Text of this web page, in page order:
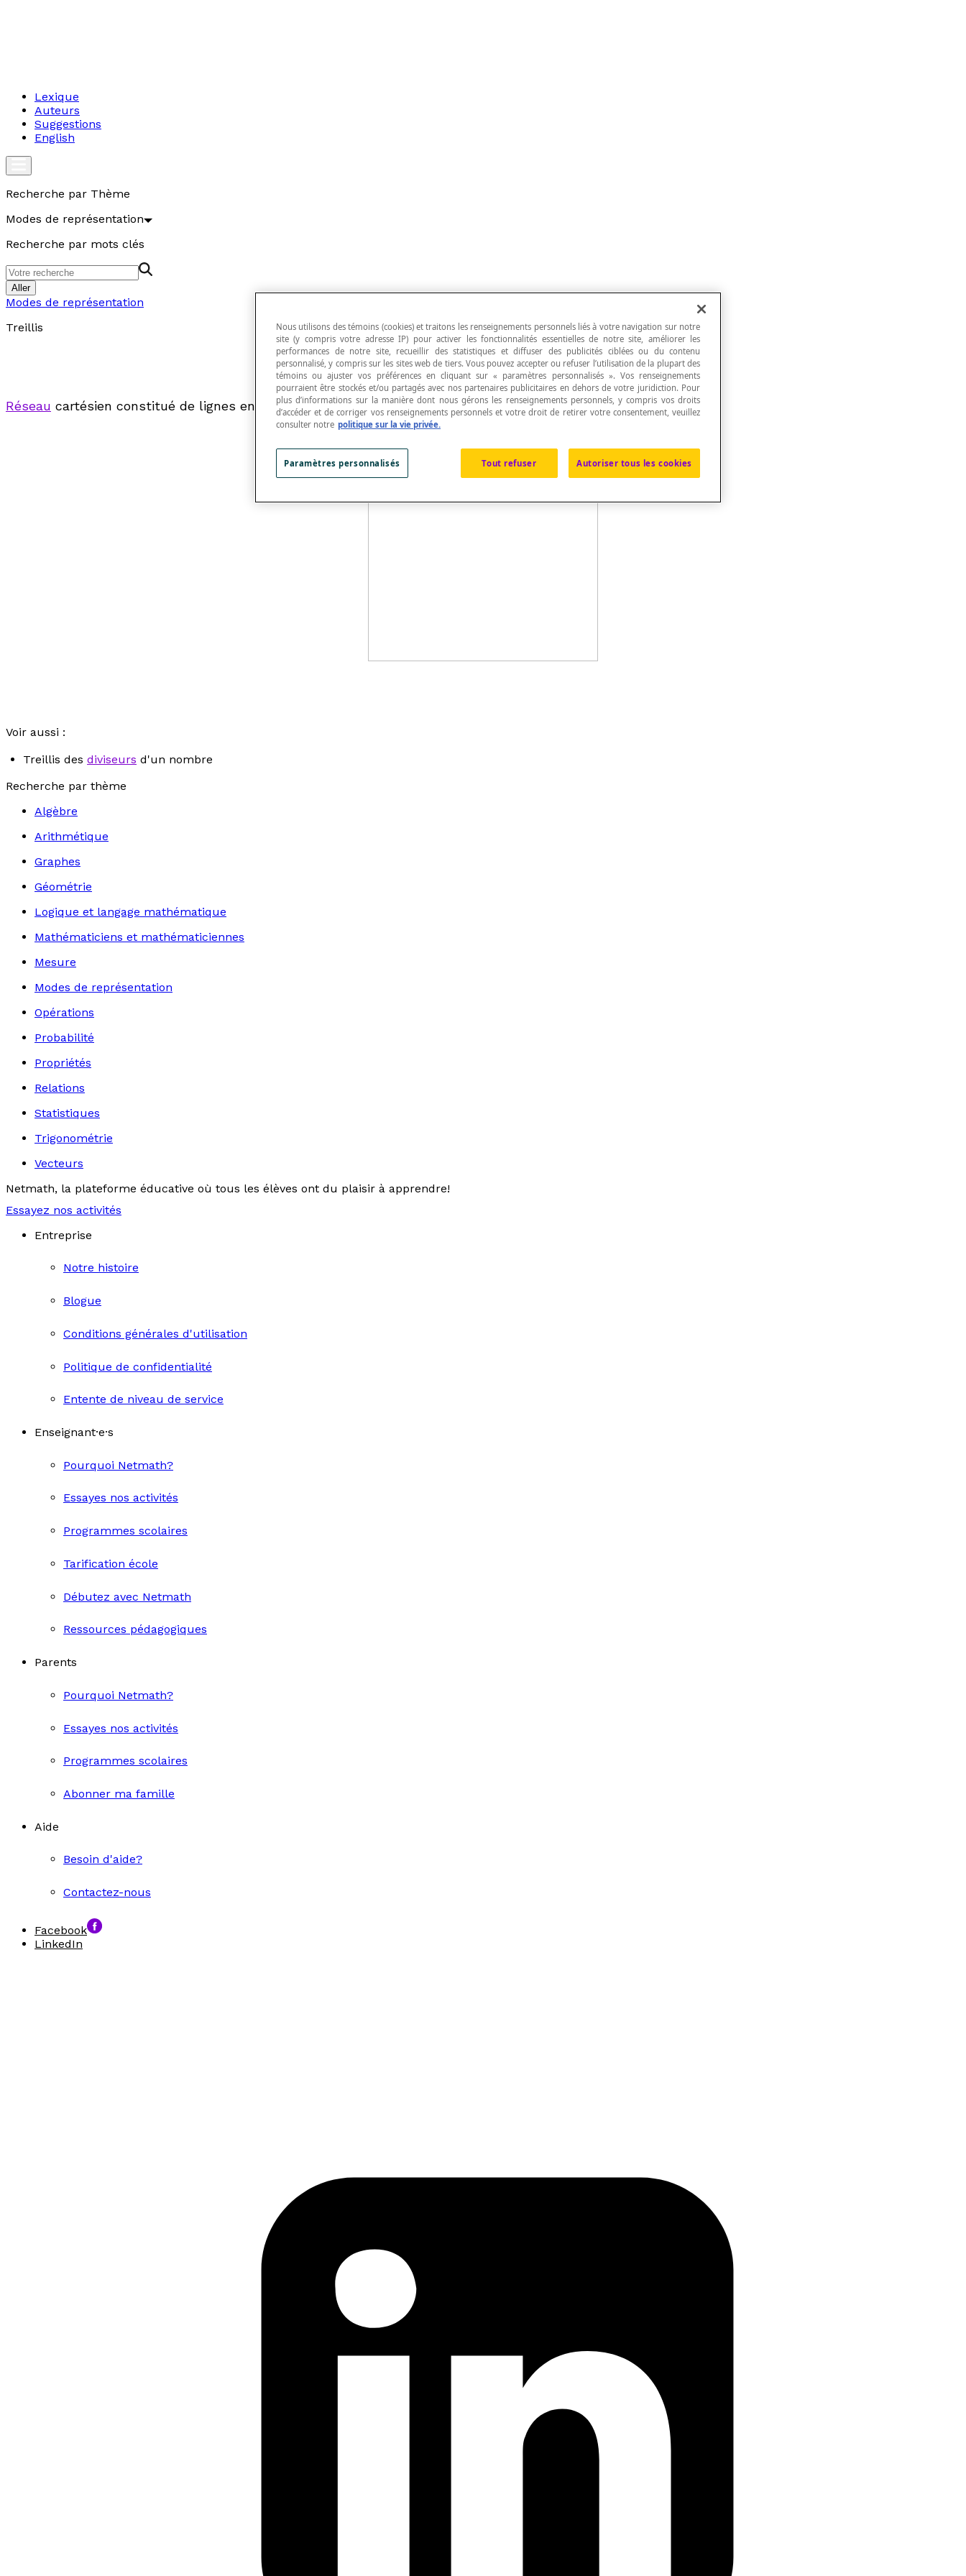
Lexique
Auteurs
Suggestions
English
Recherche par Thème
Modes de représentation
Recherche par mots clés
Aller
Modes de représentation
Treillis
Réseau cartésien constitué de lignes entrecroisées où des objets sont représentés par les noeuds du réseau.
Voir aussi :
Treillis des diviseurs d'un nombre
Recherche par thème
Algèbre
Arithmétique
Graphes
Géométrie
Logique et langage mathématique
Mathématiciens et mathématiciennes
Mesure
Modes de représentation
Opérations
Probabilité
Propriétés
Relations
Statistiques
Trigonométrie
Vecteurs
Netmath, la plateforme éducative où tous les élèves ont du plaisir à apprendre!
Essayez nos activités
Entreprise
Notre histoire
Blogue
Conditions générales d'utilisation
Politique de confidentialité
Entente de niveau de service
Enseignant·e·s
Pourquoi Netmath?
Essayes nos activités
Programmes scolaires
Tarification école
Débutez avec Netmath
Ressources pédagogiques
Parents
Pourquoi Netmath?
Essayes nos activités
Programmes scolaires
Abonner ma famille
Aide
Besoin d'aide?
Contactez-nous
Facebook
LinkedIn
Nous utilisons des témoins (cookies) et traitons les renseignements personnels liés à votre navigation sur notre
site (y compris votre adresse IP) pour activer les fonctionnalités essentielles de notre site, améliorer les
performances de notre site, recueillir des statistiques et diffuser des publicités ciblées ou du contenu
personnalisé, y compris sur les sites web de tiers. Vous pouvez accepter ou refuser l’utilisation de la plupart des
témoins ou ajuster vos préférences en cliquant sur « paramètres personnalisés ». Vos renseignements
pourraient être stockés et/ou partagés avec nos partenaires publicitaires en dehors de votre juridiction. Pour
plus d’informations sur la manière dont nous gérons les renseignements personnels, y compris vos droits
d’accéder et de corriger vos renseignements personnels et votre droit de retirer votre consentement, veuillez
consulter notre politique sur la vie privée.
Tout refuser Autoriser tous les cookies
Paramètres personnalisés